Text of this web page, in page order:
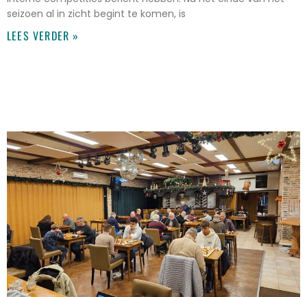
seizoen al in zicht begint te komen, is
LEES VERDER »